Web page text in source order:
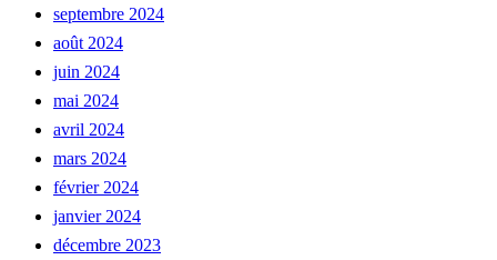
septembre 2024
août 2024
juin 2024
mai 2024
avril 2024
mars 2024
février 2024
janvier 2024
décembre 2023